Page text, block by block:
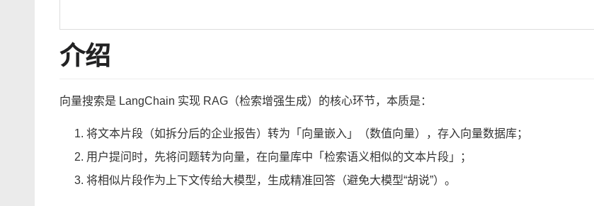
介绍
向量搜索是 LangChain 实现 RAG（检索增强生成）的核心环节，本质是：
将文本片段（如拆分后的企业报告）转为「向量嵌入」（数值向量），存入向量数据库；
用户提问时，先将问题转为向量，在向量库中「检索语义相似的文本片段」；
将相似片段作为上下文传给大模型，生成精准回答（避免大模型“胡说”）。